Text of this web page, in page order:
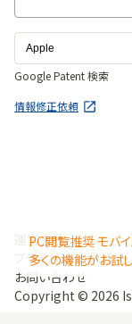
Google Patent 検索
情報修正依頼
運営会社
プライバシーポリシー
お問い合わせ
Copyright © 2026
PC閲覧推奨 モバ
多くの機能がお試